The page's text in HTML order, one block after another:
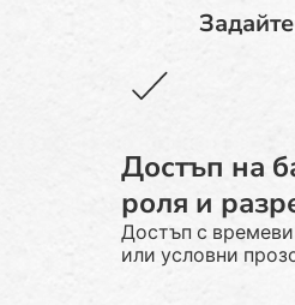
Достъп на
роля и
Достъп с
или условни